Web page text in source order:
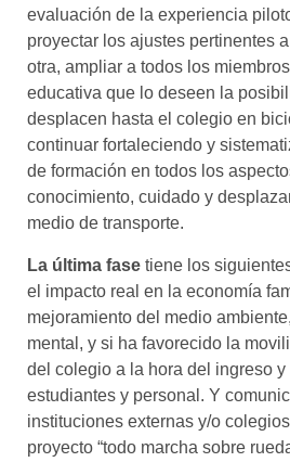
evaluación de la experiencia
proyectar los ajustes pertinentes
otra, ampliar a todos los
educativa que lo deseen la
desplacen hasta el colegio en
continuar fortaleciendo y
de formación en todos los
conocimiento, cuidado y
medio de transporte.
La última fase tiene los
el impacto real en la economía
mejoramiento del medio
mental, y si ha favorecido la
del colegio a la hora del ingreso
estudiantes y personal. Y
instituciones externas y/o
proyecto “todo marcha sobre